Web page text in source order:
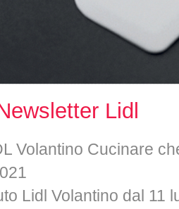
Lidl
Volantino Cucinare
Lidl Volantino dal 11